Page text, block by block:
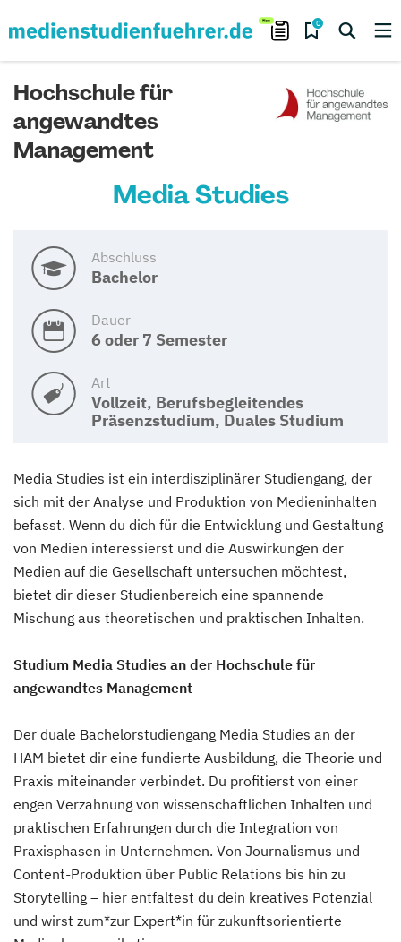
0
Hochschule für
angewandtes
Management
Media Studies
Abschluss
Bachelor
Dauer
6 oder 7 Semester
Art
Vollzeit, Berufsbegleitendes
Präsenzstudium, Duales Studium
Media Studies ist ein interdisziplinärer Studiengang, der
sich mit der Analyse und Produktion von Medieninhalten
befasst. Wenn du dich für die Entwicklung und Gestaltung
von Medien interessierst und die Auswirkungen der
Medien auf die Gesellschaft untersuchen möchtest,
bietet dir dieser Studienbereich eine spannende
Mischung aus theoretischen und praktischen Inhalten.
Studium Media Studies an der Hochschule für
angewandtes Management
Der duale Bachelorstudiengang Media Studies an der
HAM bietet dir eine fundierte Ausbildung, die Theorie und
Praxis miteinander verbindet. Du profitierst von einer
engen Verzahnung von wissenschaftlichen Inhalten und
praktischen Erfahrungen durch die Integration von
Praxisphasen in Unternehmen. Von Journalismus und
Content-Produktion über Public Relations bis hin zu
Storytelling – hier entfaltest du dein kreatives Potenzial
und wirst zum*zur Expert*in für zukunftsorientierte